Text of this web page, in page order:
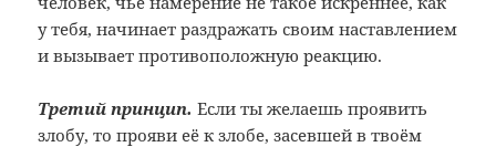
у тебя, начинает раздражать своим наставлением
и вызывает противоположную реакцию.
Третий принцип. Если ты желаешь проявить
злобу, то прояви её к злобе, засевшей в твоём